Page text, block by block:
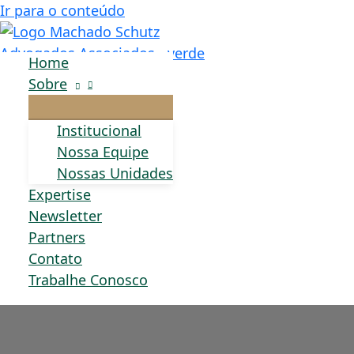
Ir para o conteúdo
Home
Sobre
Institucional
Nossa Equipe
Nossas Unidades
Expertise
Newsletter
Partners
Contato
Trabalhe Conosco